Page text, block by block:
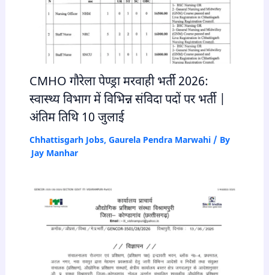
CMHO गौरेला पेण्ड्रा मरवाही भर्ती 2026:
स्वास्थ्य विभाग में विभिन्न संविदा पदों पर भर्ती |
अंतिम तिथि 10 जुलाई
Chhattisgarh Jobs, Gaurela Pendra Marwahi/ By
Jay Manhar